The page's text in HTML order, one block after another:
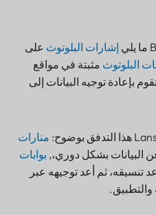
إشارات البلوتوث على
البلوتوث مثبتة في مواقع
بإعادة توجيه البيانات إلى
منارات
البيانات بشكل دوري،, بوابات
تنسيقه، ثم أعد توجيهه عبر